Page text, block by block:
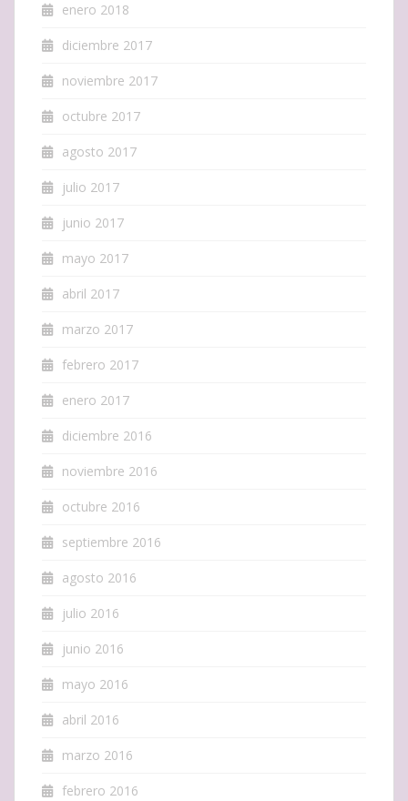
enero 2018
diciembre 2017
noviembre 2017
octubre 2017
agosto 2017
julio 2017
junio 2017
mayo 2017
abril 2017
marzo 2017
febrero 2017
enero 2017
diciembre 2016
noviembre 2016
octubre 2016
septiembre 2016
agosto 2016
julio 2016
junio 2016
mayo 2016
abril 2016
marzo 2016
febrero 2016